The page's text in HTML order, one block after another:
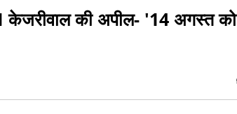
केजरीवाल की अपील- '14 अगस्त को